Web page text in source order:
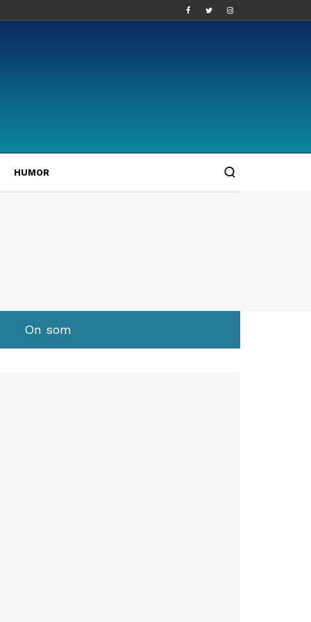
HUMOR
On som